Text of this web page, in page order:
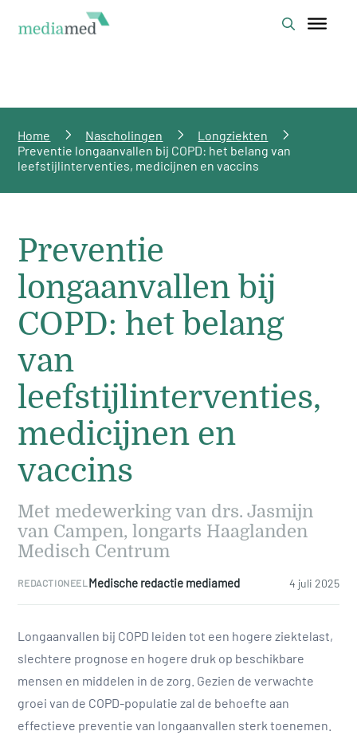
Home Nascholingen
Longziekten
Preventie longaanvallen bij COPD: het belang van
leefstijlinterventies, medicijnen en vaccins
Preventie
longaanvallen bij
COPD: het belang
van
leefstijlinterventies,
medicijnen en
vaccins
Met medewerking van drs. Jasmijn
van Campen, longarts Haaglanden
Medisch Centrum
REDACTIONEEL Medische redactie mediamed 4 juli 2025
Longaanvallen bij COPD leiden tot een hogere ziektelast,
slechtere prognose en hogere druk op beschikbare
mensen en middelen in de zorg. Gezien de verwachte
groei van de COPD-populatie zal de behoefte aan
effectieve preventie van longaanvallen sterk toenemen.